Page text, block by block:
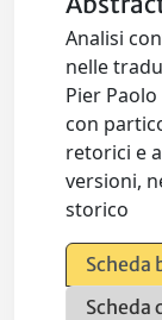
Analisi
nelle
Pier
con
retorici e
versioni,
storico
Scheda
Scheda